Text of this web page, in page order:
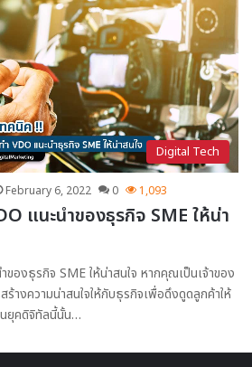
Digital Tech
February 6, 2022 0 1,093
แนะนำของธุรกิจ SME ให้น่า
ของธุรกิจ SME ให้น่าสนใจ หากคุณเป็นเจ้าของ
ร้างความน่าสนใจให้กับธุรกิจเพื่อดึงดูดลูกค้าให้
นยุคดิจิทัลนี้นั้น…